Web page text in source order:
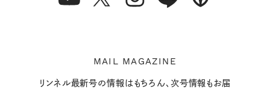
MAIL MAGAZINE
リンネル最新号の情報はもちろん、次号情報もお届